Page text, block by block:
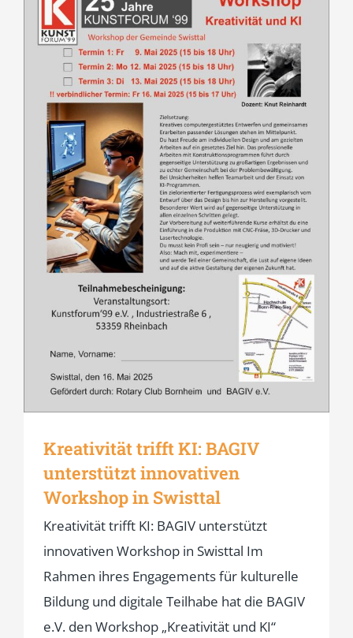
Kreativität trifft KI: BAGIV
unterstützt innovativen
Workshop in Swisttal
Kreativität trifft KI: BAGIV unterstützt
innovativen Workshop in Swisttal Im
Rahmen ihres Engagements für kulturelle
Bildung und digitale Teilhabe hat die BAGIV
e.V. den Workshop „Kreativität und KI“